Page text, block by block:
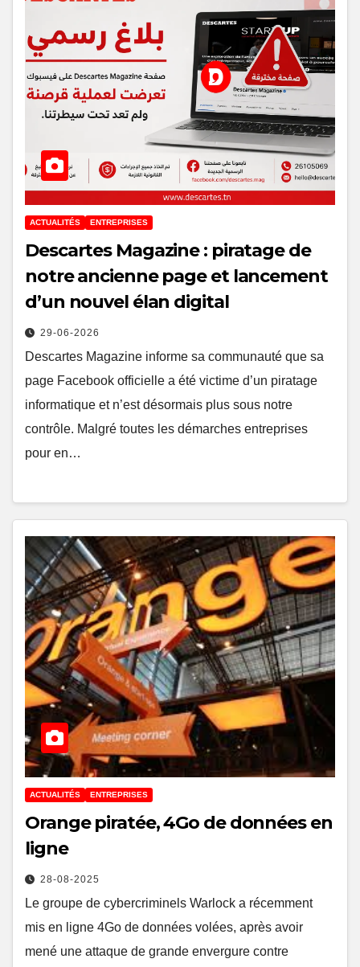
ACTUALITÉS ENTREPRISES
Descartes Magazine : piratage de
notre ancienne page et lancement
d’un nouvel élan digital
29-06-2026
Descartes Magazine informe sa communauté que sa
page Facebook officielle a été victime d’un piratage
informatique et n’est désormais plus sous notre
contrôle. Malgré toutes les démarches entreprises
pour en…
ACTUALITÉS ENTREPRISES
Orange piratée, 4Go de données en
ligne
28-08-2025
Le groupe de cybercriminels Warlock a récemment
mis en ligne 4Go de données volées, après avoir
mené une attaque de grande envergure contre